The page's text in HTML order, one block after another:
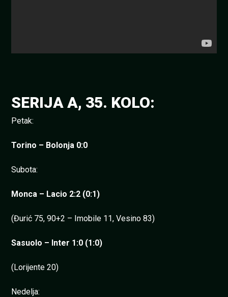
SERIJA A, 35. KOLO:
Petak:
Torino – Bolonja 0:0
Subota:
Monca – Lacio 2:2 (0:1)
(Đurić 75, 90+2 – Imobile 11, Vesino 83)
Sasuolo – Inter 1:0 (1:0)
(Lorijente 20)
Nedelja: